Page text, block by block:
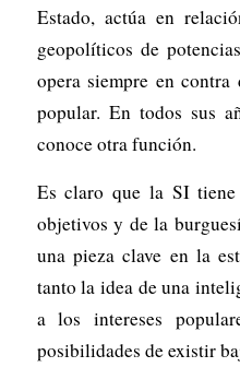
Estado, actúa en
geopolíticos de
opera siempre en
popular. En todos sus
conoce otra función.
Es claro que la SI
objetivos y de la
una pieza clave en la
tanto la idea de una
a los intereses
posibilidades de existir